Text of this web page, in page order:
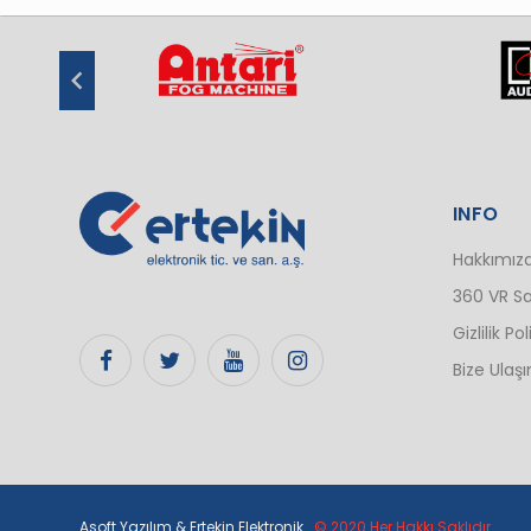
INFO
360 VR
Gizlilik
Bize
Asoft Yazılım & Ertekin Elektronik © 2020 Her Hakkı Saklıdır.